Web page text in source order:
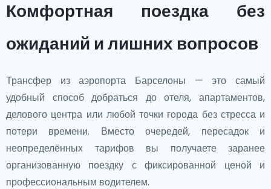
Комфортная поездка без
ожиданий и лишних вопросов
Трансфер из аэропорта Барселоны — это самый
удобный способ добраться до отеля, апартаментов,
делового центра или любой точки города без стресса и
потери времени. Вместо очередей, пересадок и
неопределённых тарифов вы получаете заранее
организованную поездку с фиксированной ценой и
профессиональным водителем.